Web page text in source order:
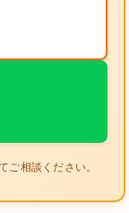
相談ください。